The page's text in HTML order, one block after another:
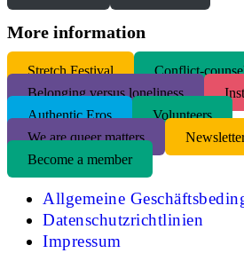
More information
Stretch Festival
Conflict-
Belonging versus loneliness
Authentic Eros
Volunteers
We are queer matters
Become a member
Allgemeine
Datenschutzrichtlinien
Impressum